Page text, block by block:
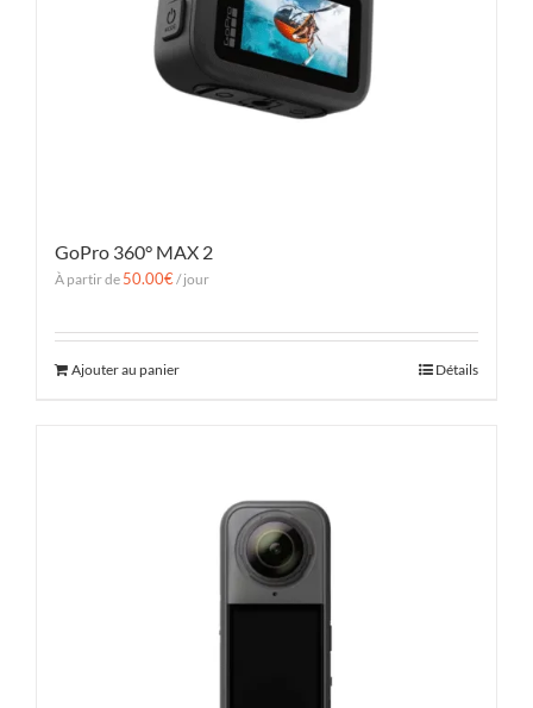
GoPro 360° MAX 2
À partir de 50.00€/ jour
Ajouter au panier Détails